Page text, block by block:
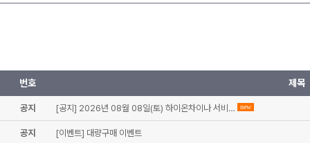
번호 제목
공지 [공지] 2026년 08월 08일(토) 하이온차이나 서비… new
공지 [이벤트] 대량구매 이벤트